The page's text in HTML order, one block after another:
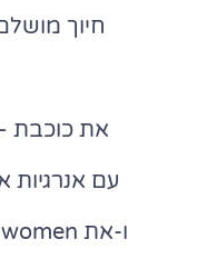
חיוך
את כוכבת
עם אנרגיות
ו-את wonder women מודל לדוגמא